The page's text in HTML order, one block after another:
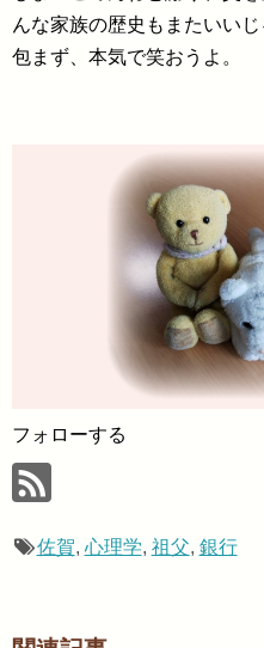
んな家族の歴史もまたいい
包まず、本気で笑おうよ。
フォローする
佐賀, 心理学, 祖父, 銀行